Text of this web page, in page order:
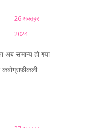
26 अक्तूबर
2024
अब सामान्य हो गया